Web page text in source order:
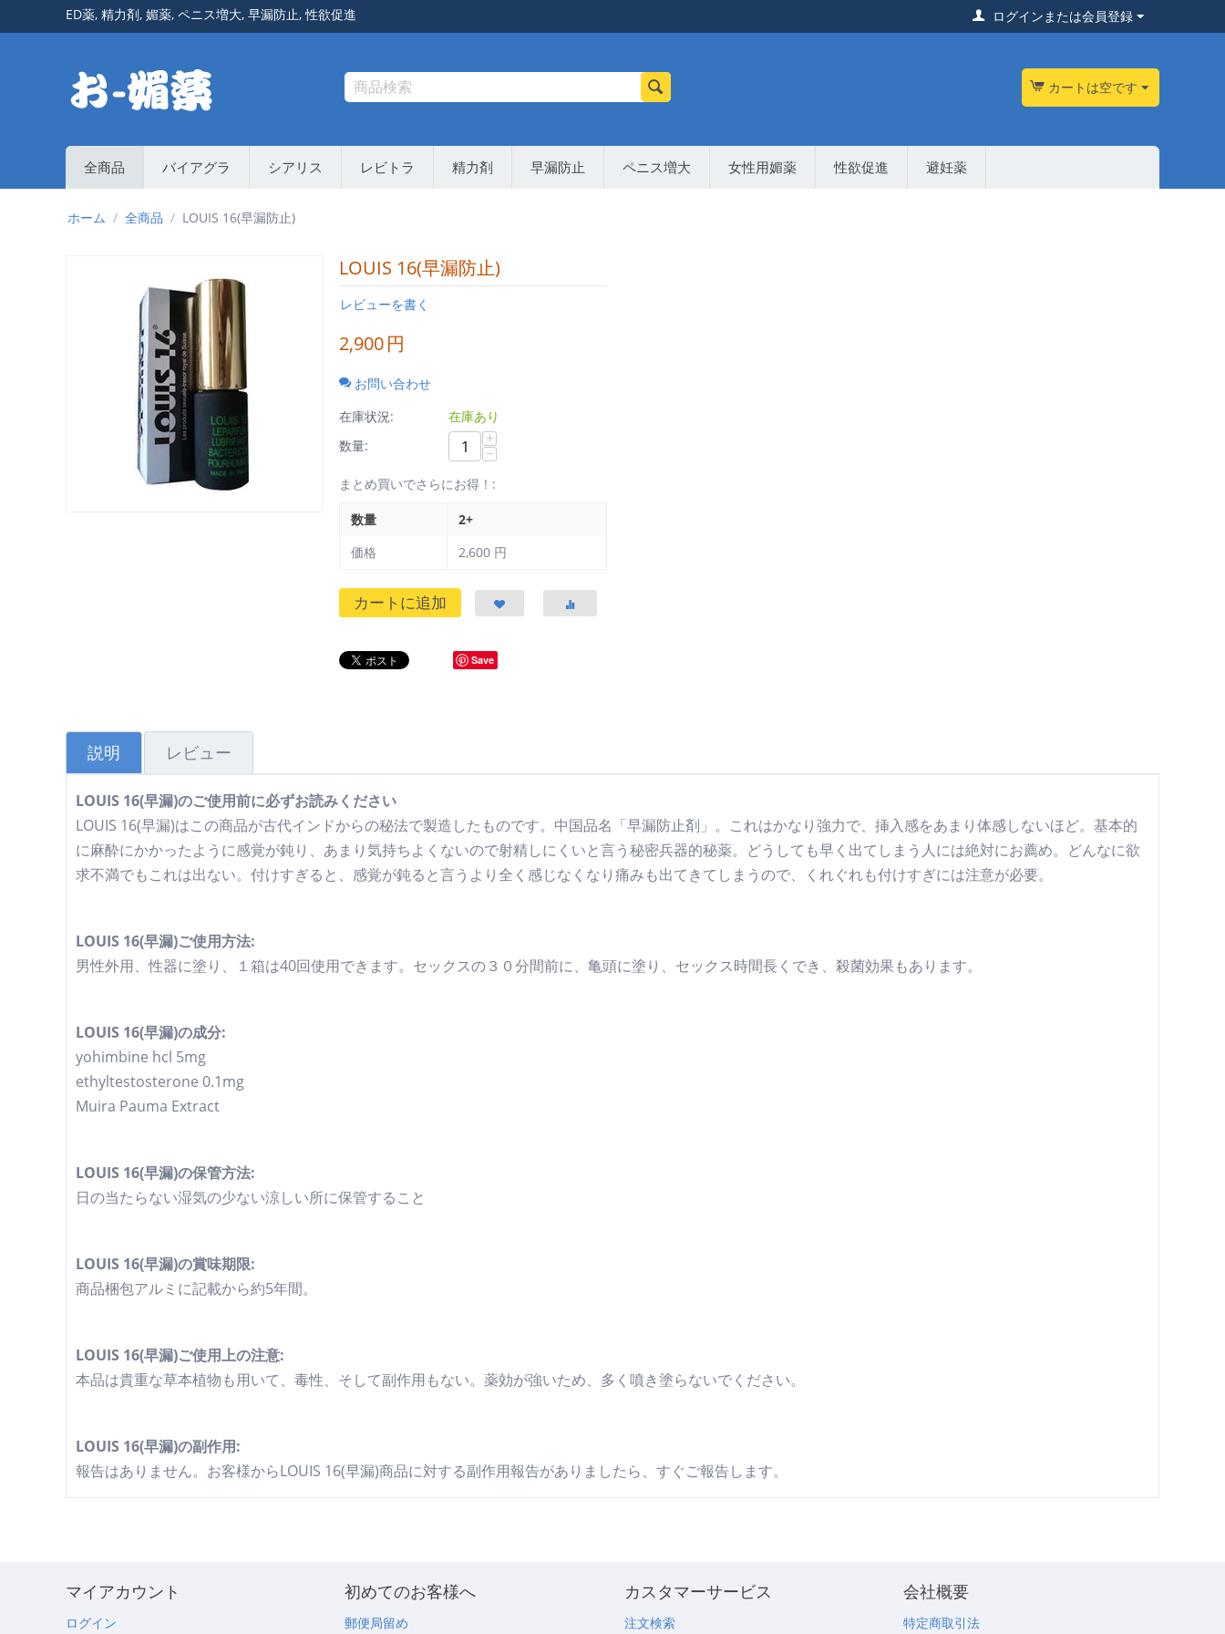
ED薬, 精力剤, 媚薬, ペニス増大, 早漏防止,性欲促進 ログインまたは会員登録
カートは空です
全商品 バイアグラ シアリス レビトラ 精力剤 早漏防止 ペニス増大 女性用媚薬 性欲促進 避妊薬
ホーム / 全商品 / LOUIS 16(早漏防止)
LOUIS 16(早漏防止)
レビューを書く
2,900円
お問い合わせ
在庫状況:
在庫あり
数量:
+
−
まとめ買いでさらにお得！:
数量
2+
価格
2,600 円
カートに追加
Save
説明 レビュー
LOUIS 16(早漏)のご使用前に必ずお読みください
LOUIS 16(早漏)はこの商品が古代インドからの秘法で製造したものです。中国品名「早漏防止剤」。これはかなり強力で、挿入感をあまり体感しないほど。基本的
に麻酔にかかったように感覚が鈍り、あまり気持ちよくないので射精しにくいと言う秘密兵器的秘薬。どうしても早く出てしまう人には絶対にお薦め。どんなに欲
求不満でもこれは出ない。付けすぎると、感覚が鈍ると言うより全く感じなくなり痛みも出てきてしまうので、くれぐれも付けすぎには注意が必要。
LOUIS 16(早漏)ご使用方法:
男性外用、性器に塗り、１箱は40回使用できます。セックスの３０分間前に、亀頭に塗り、セックス時間長くでき、殺菌効果もあります。
LOUIS 16(早漏)の成分:
yohimbine hcl 5mg
ethyltestosterone 0.1mg
Muira Pauma Extract
LOUIS 16(早漏)の保管方法:
日の当たらない湿気の少ない涼しい所に保管すること
LOUIS 16(早漏)の賞味期限:
商品梱包アルミに記載から約5年間。
LOUIS 16(早漏)ご使用上の注意:
本品は貴重な草本植物も用いて、毒性、そして副作用もない。薬効が強いため、多く噴き塗らないでください。
LOUIS 16(早漏)の副作用:
報告はありません。お客様からLOUIS 16(早漏)商品に対する副作用報告がありましたら、すぐご報告します。
マイアカウント
ログイン
初めてのお客様へ
郵便局留め
カスタマーサービス
注文検索
会社概要
特定商取引法